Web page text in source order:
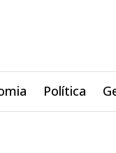
Política